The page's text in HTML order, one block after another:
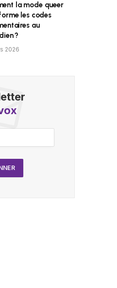
la mode queer
les codes
au
?
2026